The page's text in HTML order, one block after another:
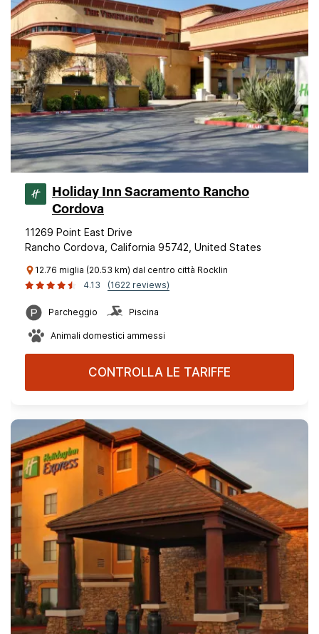
Holiday Inn Sacramento Rancho
Cordova
11269 Point East Drive
Rancho Cordova, California 95742, United States
12.76 miglia (20.53 km) dal centro città Rocklin
4.13
(1622 reviews)
Parcheggio Piscina
Animali domestici ammessi
CONTROLLA LE TARIFFE